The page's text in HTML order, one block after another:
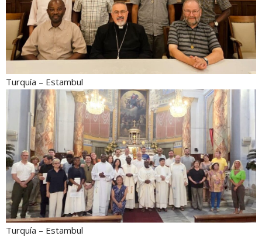
Turquía – Estambul
Turquía – Estambul